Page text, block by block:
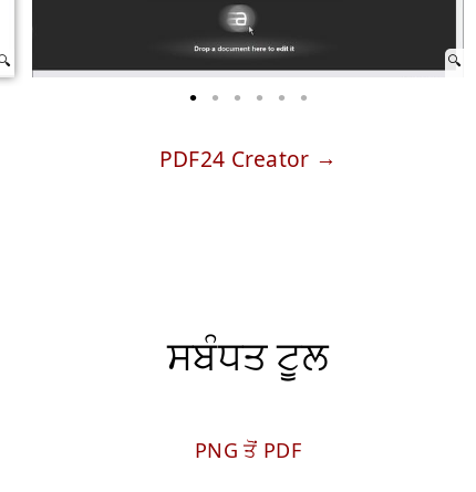
PDF24 Creator
ਸਬੰਧਤ ਟੂਲ
PNG ਤੋਂ PDF